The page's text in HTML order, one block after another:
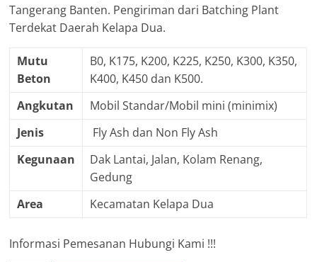
Tangerang Banten. Pengiriman dari Batching Plant
Terdekat Daerah Kelapa Dua.
Mutu
Beton
B0, K175, K200, K225, K250, K300, K350,
K400, K450 dan K500.
Angkutan
Mobil Standar/Mobil mini (minimix)
Jenis
Fly Ash dan Non Fly Ash
Kegunaan
Dak Lantai, Jalan, Kolam Renang,
Gedung
Area
Kecamatan Kelapa Dua
Informasi Pemesanan Hubungi Kami !!!